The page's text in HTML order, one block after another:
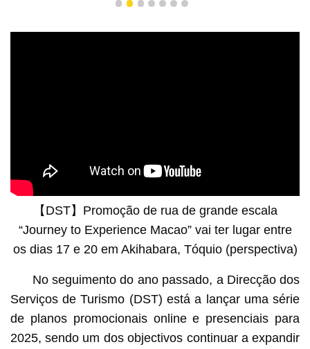
1 2 3 4 5 6 7
【DST】Promoção de rua de grande escala
“Journey to Experience Macao” vai ter lugar entre
os dias 17 e 20 em Akihabara, Tóquio (perspectiva)
No seguimento do ano passado, a Direcção dos
Serviços de Turismo (DST) está a lançar uma série
de planos promocionais online e presenciais para
2025, sendo um dos objectivos continuar a expandir